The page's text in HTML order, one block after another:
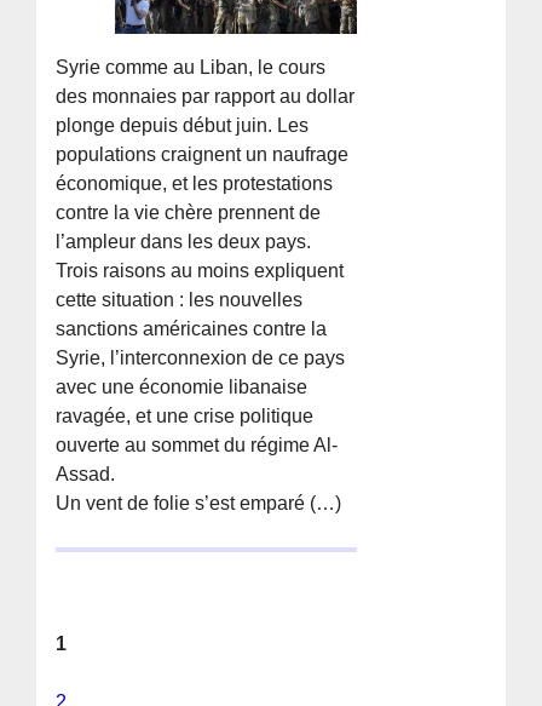
Syrie comme au Liban, le cours
des monnaies par rapport au dollar
plonge depuis début juin. Les
populations craignent un naufrage
économique, et les protestations
contre la vie chère prennent de
l’ampleur dans les deux pays.
Trois raisons au moins expliquent
cette situation : les nouvelles
sanctions américaines contre la
Syrie, l’interconnexion de ce pays
avec une économie libanaise
ravagée, et une crise politique
ouverte au sommet du régime Al-
Assad.
Un vent de folie s’est emparé (…)
1
2